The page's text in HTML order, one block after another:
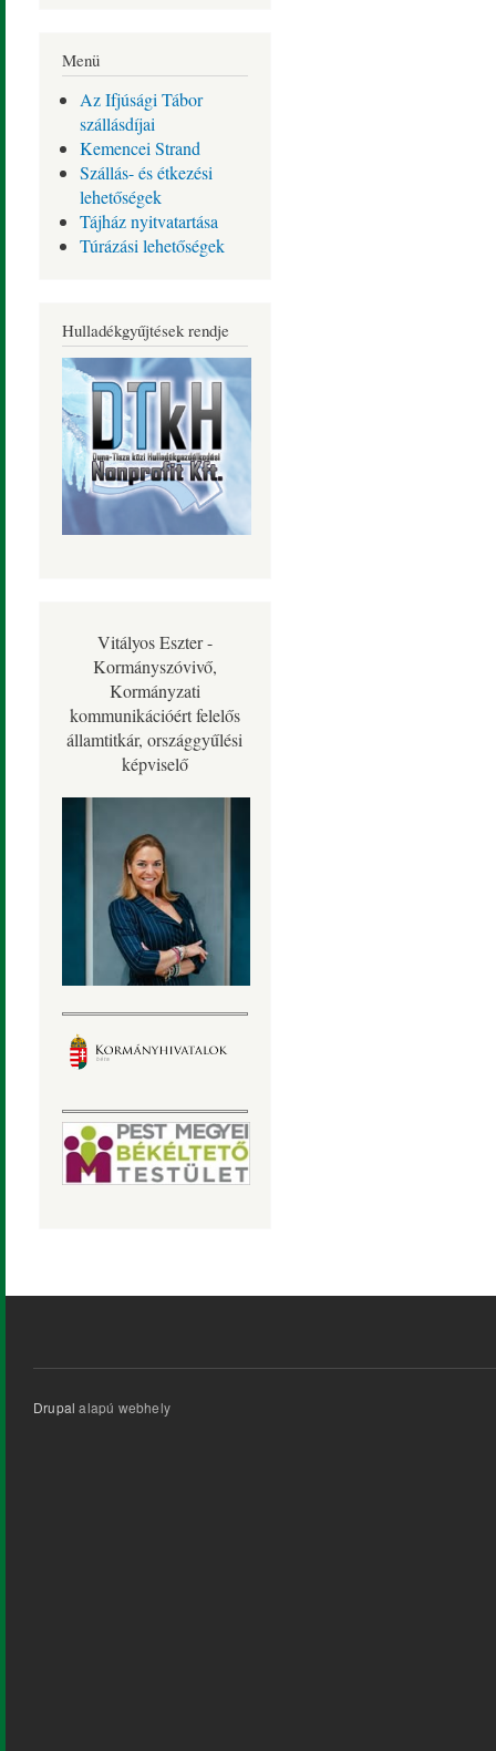
Menü
Az Ifjúsági Tábor
szállásdíjai
Kemencei Strand
Szállás- és étkezési
lehetőségek
Tájház nyitvatartása
Túrázási lehetőségek
Hulladékgyűjtések rendje
Vitályos Eszter -
Kormányszóvivő,
Kormányzati
kommunikációért felelős
államtitkár, országgyűlési
képviselő
Drupal alapú webhely